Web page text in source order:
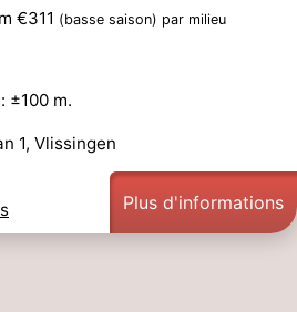
€311 (basse saison) par milieu
±100 m.
1, Vlissingen
Plus d'informations